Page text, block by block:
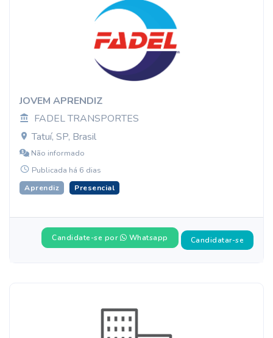
JOVEM APRENDIZ
FADEL TRANSPORTES
Tatuí, SP, Brasil
Não informado
Publicada há 6 dias
Aprendiz Presencial
Candidate-se por Whatsapp Candidatar-se